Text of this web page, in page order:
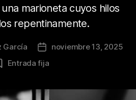
marioneta cuyos hilos
repentinamente.
García
Fecha
de
la
noviembre 13, 2025
Entrada fija